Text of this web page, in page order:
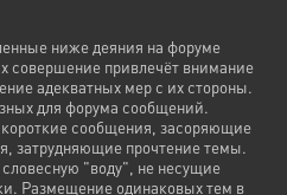
ниже деяния на форуме
привлечёт внимание
адекватных мер с их стороны.
для форума сообщений.
сообщения, засоряющие
затрудняющие прочтение темы.
"воду", не несущие
Размещение одинаковых тем в